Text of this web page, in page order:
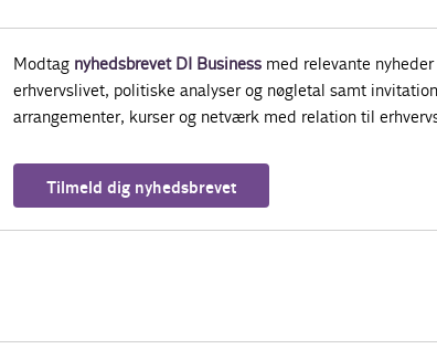
Modtag nyhedsbrevet DI Businessmed relevante nyheder
erhvervslivet, politiske analyser og nøgletal samt
arrangementer, kurser og netværk med relation til
Tilmeld dig nyhedsbrevet